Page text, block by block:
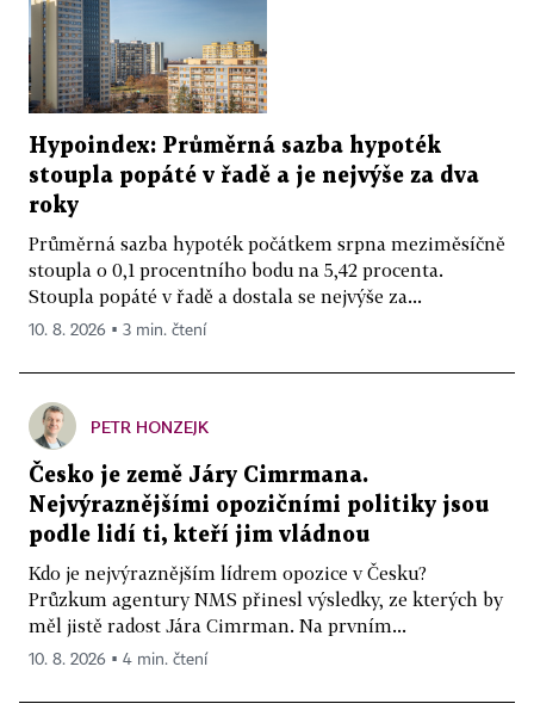
Hypoindex: Průměrná sazba hypoték
stoupla popáté v řadě a je nejvýše za dva
roky
Průměrná sazba hypoték počátkem srpna meziměsíčně
stoupla o 0,1 procentního bodu na 5,42 procenta.
Stoupla popáté v řadě a dostala se nejvýše za...
10. 8. 2026 ▪ 3 min. čtení
PETR HONZEJK
Česko je země Járy Cimrmana.
Nejvýraznějšími opozičními politiky jsou
podle lidí ti, kteří jim vládnou
Kdo je nejvýraznějším lídrem opozice v Česku?
Průzkum agentury NMS přinesl výsledky, ze kterých by
měl jistě radost Jára Cimrman. Na prvním...
10. 8. 2026 ▪ 4 min. čtení